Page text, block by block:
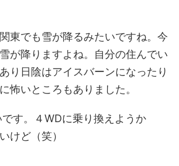
東でも雪が降るみたいですね。今
が降りますよね。自分の住んでい
り日陰はアイスバーンになったり
怖いところもありました。
す。４WDに乗り換えようか
けど（笑）